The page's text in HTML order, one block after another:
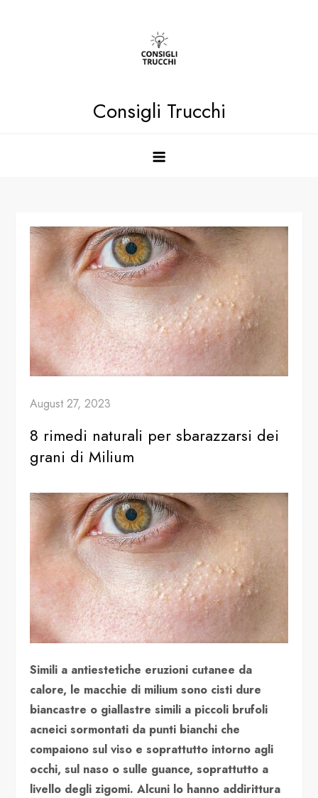
Consigli Trucchi
August 27, 2023
8 rimedi naturali per sbarazzarsi dei
grani di Milium
Simili a antiestetiche eruzioni cutanee da
calore, le macchie di milium sono cisti dure
biancastre o giallastre simili a piccoli brufoli
acneici sormontati da punti bianchi che
compaiono sul viso e soprattutto intorno agli
occhi, sul naso o sulle guance, soprattutto a
livello degli zigomi. Alcuni lo hanno addirittura